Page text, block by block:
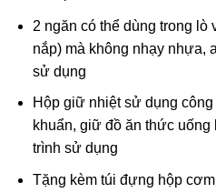
2 ngăn có thể dùng trong
nắp) mà không nhạy nhựa,
sử dụng
Hộp giữ nhiệt sử dụng
khuẩn, giữ đồ ăn thức
trình sử dụng
Tặng kèm túi đựng hộp